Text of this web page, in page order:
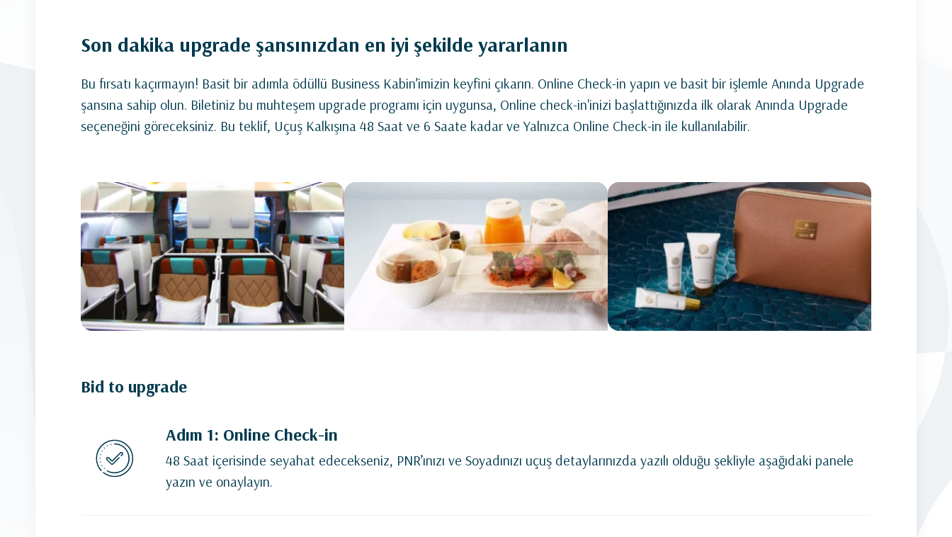
Son dakika upgrade şansınızdan en iyi şekilde yararlanın
Bu fırsatı kaçırmayın! Basit bir adımla ödüllü Business Kabin’imizin keyfini çıkarın. Online Check-in yapın ve basit bir işlemle Anında Upgrade
şansına sahip olun. Biletiniz bu muhteşem upgrade programı için uygunsa, Online check-in'inizi başlattığınızda ilk olarak Anında Upgrade
seçeneğini göreceksiniz. Bu teklif, Uçuş Kalkışına 48 Saat ve 6 Saate kadar ve Yalnızca Online Check-in ile kullanılabilir.
Bid to upgrade
Adım 1: Online Check-in
48 Saat içerisinde seyahat edecekseniz, PNR’ınızı ve Soyadınızı uçuş detaylarınızda yazılı olduğu şekliyle aşağıdaki panele
yazın ve onaylayın.